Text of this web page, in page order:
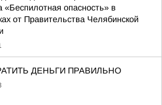
«Беспилотная опасность» в
от Правительства Челябинской
ДЕНЬГИ ПРАВИЛЬНО